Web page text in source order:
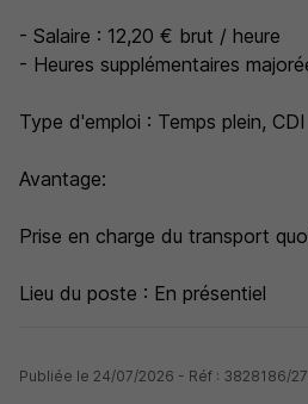
- Salaire : 12,20 € brut / heure
- Heures supplémentaires
Type d'emploi : Temps plein, CDI
Avantage:
Prise en charge du transport
Lieu du poste : En présentiel
Publiée le 24/07/2026 - Réf : 3828186/